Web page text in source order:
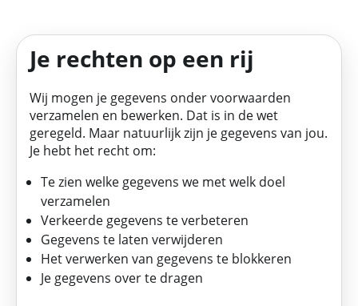
Je rechten op een rij
Wij mogen je gegevens onder voorwaarden
verzamelen en bewerken. Dat is in de wet
geregeld. Maar natuurlijk zijn je gegevens van jou.
Je hebt het recht om:
Te zien welke gegevens we met welk doel
verzamelen
Verkeerde gegevens te verbeteren
Gegevens te laten verwijderen
Het verwerken van gegevens te blokkeren
Je gegevens over te dragen